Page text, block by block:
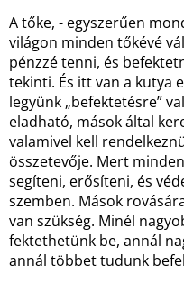
A tőke, - egyszerűen
világon minden tőkévé
pénzzé tenni, és
tekinti. És itt van a kutya
legyünk „befektetésre”
eladható, mások által
valamivel kell
összetevője. Mert
segíteni, erősíteni, és
szemben. Mások
van szükség. Minél
fektethetünk be, annál
annál többet tudunk